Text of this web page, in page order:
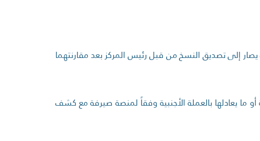
إلى تصديق النسخ من قبل رئيس المركز بعد مقارنتهما
أو ما يعادلها بالعملة الأجنبية وفقاً لمنصة صيرفة مع كشف